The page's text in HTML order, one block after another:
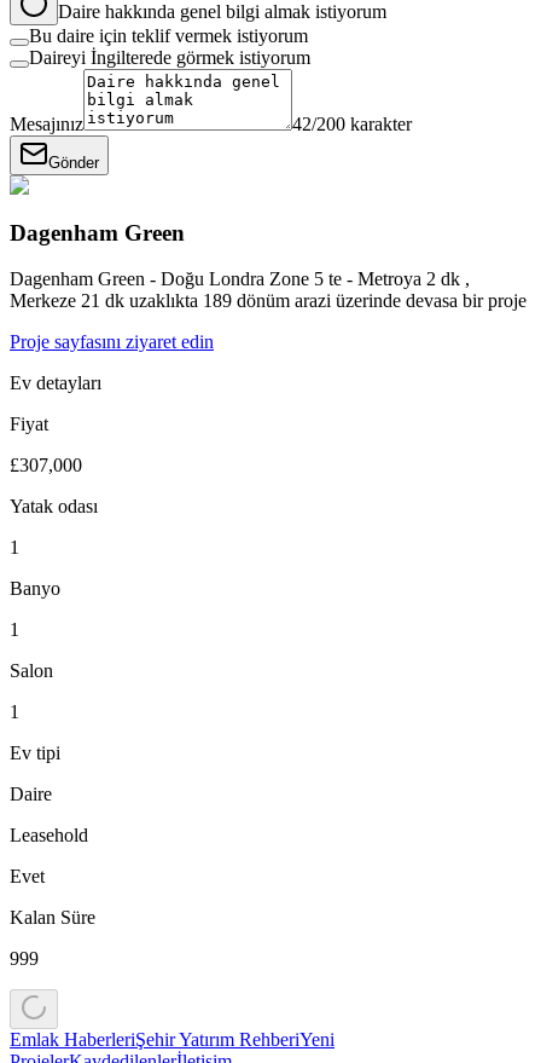
Daire hakkında genel bilgi almak istiyorum
Bu daire için teklif vermek istiyorum
Daireyi İngilterede görmek istiyorum
Mesajınız 42/200 karakter
Gönder
Dagenham Green
Dagenham Green - Doğu Londra Zone 5 te - Metroya 2 dk ,
Merkeze 21 dk uzaklıkta 189 dönüm arazi üzerinde devasa bir proje
Proje sayfasını ziyaret edin
Ev detayları
Fiyat
£307,000
Yatak odası
1
Banyo
1
Salon
1
Ev tipi
Daire
Leasehold
Evet
Kalan Süre
999
Emlak HaberleriŞehir Yatırım RehberiYeni